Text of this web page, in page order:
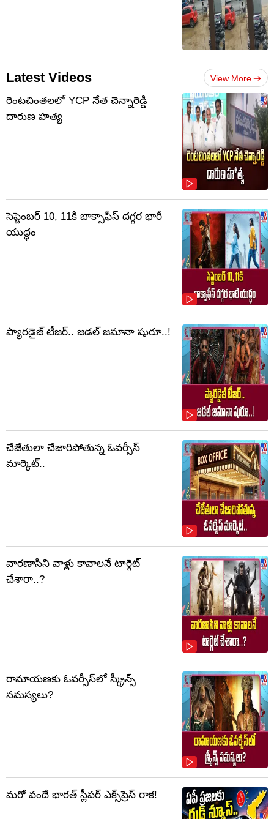
Latest Videos View More
రెంటచింతలలో YCP నేత చెన్నారెడ్డి
దారుణ హత్య
సెప్టెంబర్‌ 10, 11కి బాక్సాఫీస్ దగ్గర భారీ
యుద్ధం
ప్యారడైజ్ టీజర్.. జడల్ జమానా షురూ..!
చేజేతులా చేజారిపోతున్న ఓవర్సీస్
మార్కెట్..
వారణాసిని వాళ్లు కావాలనే టార్గెట్
చేశారా..?
రామాయణకు ఓవర్సీస్‌లో స్క్రీన్స్
సమస్యలు?
మరో వందే భారత్ స్లీపర్ ఎక్స్‌ప్రెస్ రాక!